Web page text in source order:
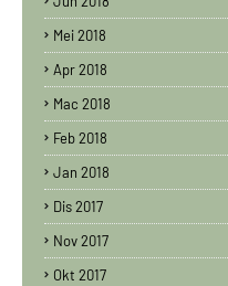
Mei 2018
Apr 2018
Mac 2018
Feb 2018
Jan 2018
Dis 2017
Nov 2017
Okt 2017